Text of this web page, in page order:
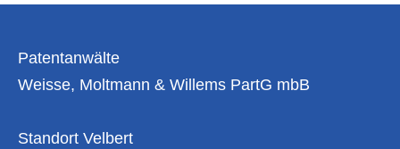
Schritt
erklärt
Patentanwälte
Weisse, Moltmann & Willems PartG mbB
Standort Velbert